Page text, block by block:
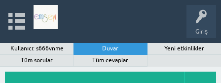
Giriş
Kullanıcı: s666vnme Duvar
Yeni etkinlikler
Tüm sorular
Tüm cevaplar